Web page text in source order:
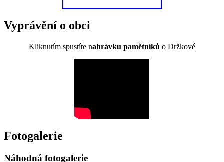
Vyprávění o obci
Kliknutím spustíte nahrávku pamětníků o Držkové
Fotogalerie
Náhodná fotogalerie